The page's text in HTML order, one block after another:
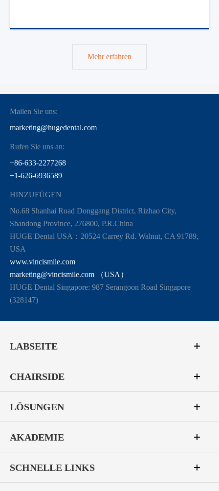
Mehr erfahren
Mailen Sie uns:
marketing@hugedental.com
Rufen Sie uns an:
+86-633-2277268
+1-626-6936589
HINZUFÜGEN
No.68 Shanhai Road Donggang District, Rizhao City,
Shandong Province, 276800, P.R.China
HUGE Dental USA：20524 Carrey Rd. Walnut, CA 91789,
USA
www.vincismile.com
marketing@vincismile.com （USA）
HUGE Dental Singapore: 987 Serangoon Road Singapore
(328147)
LABSEITE
CHAIRSIDE
LÖSUNGEN
AKADEMIE
SCHNELLE LINKS